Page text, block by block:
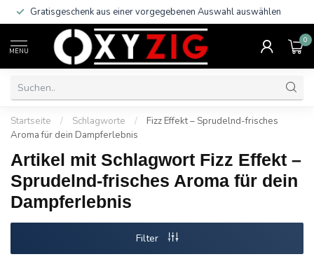
Gratisgeschenk aus einer vorgegebenen Auswahl auswählen
MENU
0
Startseite / Schlagworte /
Fizz Effekt – Sprudelnd-frisches
Aroma für dein Dampferlebnis
Artikel mit Schlagwort Fizz Effekt –
Sprudelnd-frisches Aroma für dein
Dampferlebnis
Filter